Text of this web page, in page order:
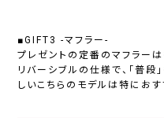
■GIFT3 -マフラー-
プレゼントの定番のマフラーは
リバーシブルの仕様で、「普段
しいこちらのモデルは特におす